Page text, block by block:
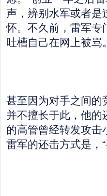
声，辨别水军或者是
怀。不久前，雷军专
吐槽自己在网上被骂。
甚至因为对手之间的
并不擅长于此，他的
的高管曾经转发攻击
雷军的还击方式是，